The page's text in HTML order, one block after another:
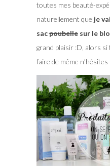
toutes mes beauté-
naturellement que je
sacpoubellesur le
grand plaisir :D, alors si
faire de même n’hésites